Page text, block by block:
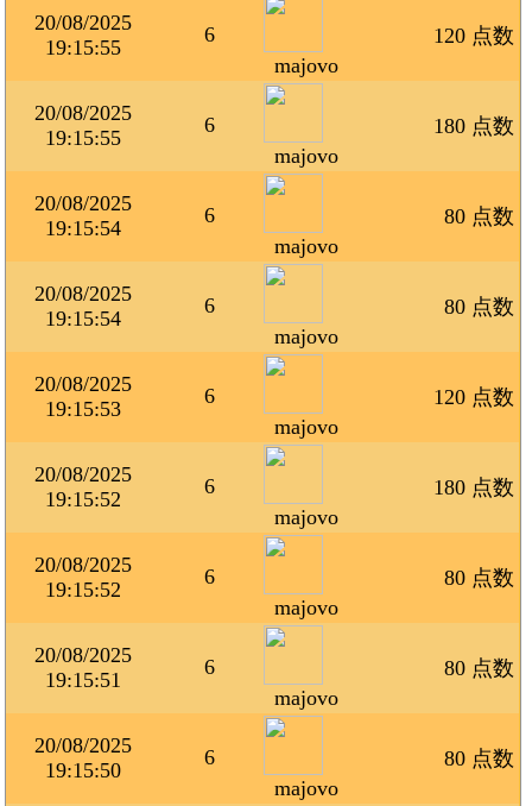
20/08/2025
19:15:55
6
majovo
120 点数
20/08/2025
19:15:55
6
majovo
180 点数
20/08/2025
19:15:54
6
majovo
80 点数
20/08/2025
19:15:54
6
majovo
80 点数
20/08/2025
19:15:53
6
majovo
120 点数
20/08/2025
19:15:52
6
majovo
180 点数
20/08/2025
19:15:52
6
majovo
80 点数
20/08/2025
19:15:51
6
majovo
80 点数
20/08/2025
19:15:50
6
majovo
80 点数